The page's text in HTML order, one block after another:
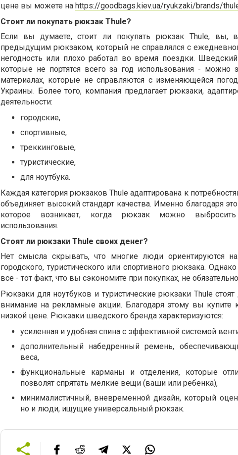
цене вы можете на https://goodbags.kiev.ua/ryukzaki/brands/
Стоит ли покупать рюкзак Thule?
Если вы думаете, стоит ли покупать рюкзак Thule, вы,
предыдущим рюкзаком, который не справлялся с
негодность или плохо работал во время поездки.
которые не портятся всего за год использования - можно
материалах, которые не справляются с изменяющейся
Украины. Более того, компания предлагает рюкзаки,
деятельности:
городские,
спортивные,
треккинговые,
туристические,
для ноутбука.
Каждая категория рюкзаков Thule адаптирована к
объединяет высокий стандарт качества. Именно благодаря
которое возникает, когда рюкзак можно выбросить
использования.
Стоят ли рюкзаки Thule своих денег?
Нет смысла скрывать, что многие люди ориентируются
городского, туристического или спортивного рюкзака.
все - тот факт, что вы сэкономите при покупках, не
Рюкзаки для ноутбуков и туристические рюкзаки Thule стоят
внимание на рекламные акции. Благодаря этому вы купите
низкой цене. Рюкзаки шведского бренда характеризуются:
усиленная и удобная спина с эффективной системой
дополнительный набедренный ремень,
веса,
функциональные карманы и отделения, которые
позволят спрятать мелкие вещи (ваши или ребенка),
минималистичный, вневременной дизайн, который
но и люди, ищущие универсальный рюкзак.